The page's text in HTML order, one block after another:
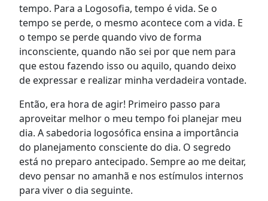
tempo. Para a Logosofia, tempo é vida. Se o
tempo se perde, o mesmo acontece com a vida. E
o tempo se perde quando vivo de forma
inconsciente, quando não sei por que nem para
que estou fazendo isso ou aquilo, quando deixo
de expressar e realizar minha verdadeira vontade.
Então, era hora de agir! Primeiro passo para
aproveitar melhor o meu tempo foi planejar meu
dia. A sabedoria logosófica ensina a importância
do planejamento consciente do dia. O segredo
está no preparo antecipado. Sempre ao me deitar,
devo pensar no amanhã e nos estímulos internos
para viver o dia seguinte.